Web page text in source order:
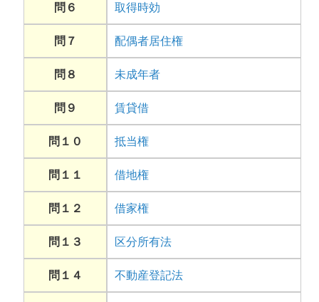
問６ 取得時効
問７ 配偶者居住権
問８ 未成年者
問９ 賃貸借
問１０ 抵当権
問１１ 借地権
問１２ 借家権
問１３ 区分所有法
問１４ 不動産登記法